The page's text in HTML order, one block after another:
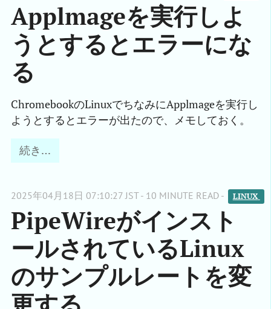
Applmageを実行しよ
うとするとエラーにな
る
ChromebookのLinuxでちなみにApplmageを実行し
ようとするとエラーが出たので、メモしておく。
続き…
2025年04月18日 07:10:27 JST - 10 MINUTE READ - LINUX
PipeWireがインスト
ールされているLinux
のサンプルレートを変